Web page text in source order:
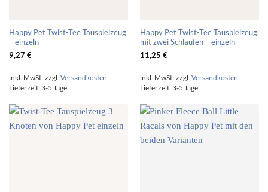
Happy Pet Twist-Tee Tauspielzeug
– einzeln
9,27€
inkl. MwSt. zzgl. Versandkosten
Lieferzeit: 3-5 Tage
Happy Pet Twist-Tee Tauspielzeug
mit zwei Schlaufen – einzeln
11,25 €
inkl. MwSt. zzgl. Versandkosten
Lieferzeit: 3-5 Tage